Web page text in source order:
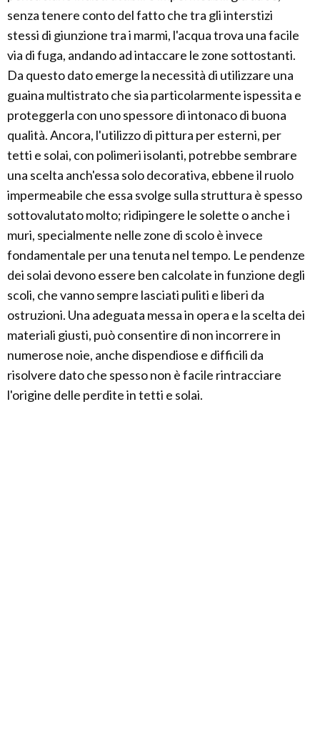
senza tenere conto del fatto che tra gli interstizi
stessi di giunzione tra i marmi, l'acqua trova una facile
via di fuga, andando ad intaccare le zone sottostanti.
Da questo dato emerge la necessità di utilizzare una
guaina multistrato che sia particolarmente ispessita e
proteggerla con uno spessore di intonaco di buona
qualità. Ancora, l'utilizzo di pittura per esterni, per
tetti e solai, con polimeri isolanti, potrebbe sembrare
una scelta anch'essa solo decorativa, ebbene il ruolo
impermeabile che essa svolge sulla struttura è spesso
sottovalutato molto; ridipingere le solette o anche i
muri, specialmente nelle zone di scolo è invece
fondamentale per una tenuta nel tempo. Le pendenze
dei solai devono essere ben calcolate in funzione degli
scoli, che vanno sempre lasciati puliti e liberi da
ostruzioni. Una adeguata messa in opera e la scelta dei
materiali giusti, può consentire di non incorrere in
numerose noie, anche dispendiose e difficili da
risolvere dato che spesso non è facile rintracciare
l'origine delle perdite in tetti e solai.